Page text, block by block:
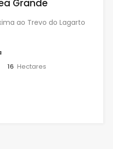
Grande
ao Trevo do Lagarto
16 Hectares